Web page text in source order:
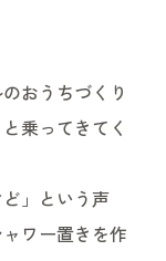
おうちづくり
乗ってきてく
」という声
ワー置きを作